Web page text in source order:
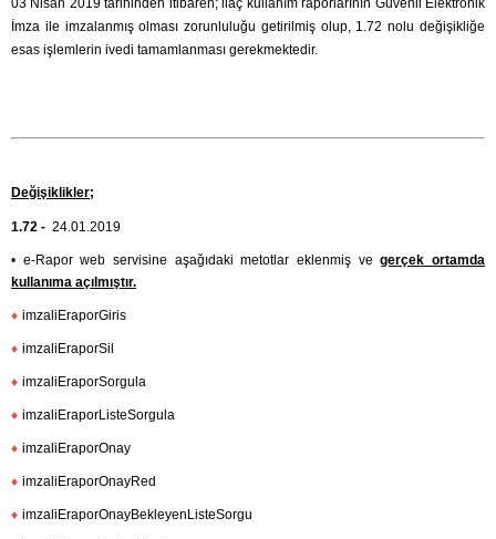
03 Nisan 2019 tarihinden itibaren; ilaç kullanım raporlarının Güvenli Elektronik
İmza ile imzalanmış olması zorunluluğu getirilmiş olup, 1.72 nolu değişikliğe
esas işlemlerin ivedi tamamlanması gerekmektedir.
Değişiklikler;
1.72 - 24.01.2019
• e-Rapor web servisine aşağıdaki metotlar eklenmiş vegerçek ortamda
kullanıma açılmıştır.
♦ imzaliEraporGiris
♦ imzaliEraporSil
♦ imzaliEraporSorgula
♦ imzaliEraporListeSorgula
♦ imzaliEraporOnay
♦ imzaliEraporOnayRed
♦ imzaliEraporOnayBekleyenListeSorgu